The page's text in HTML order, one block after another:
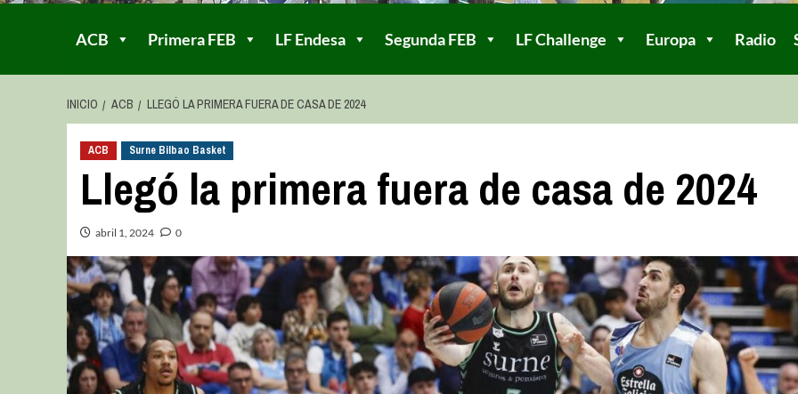
ACB Primera FEB LF Endesa Segunda FEB LF Challenge Europa Radio
INICIO ACB LLEGÓ LA PRIMERA FUERA DE CASA DE 2024
ACB Surne Bilbao Basket
Llegó la primera fuera de casa de 2024
abril 1, 2024 0